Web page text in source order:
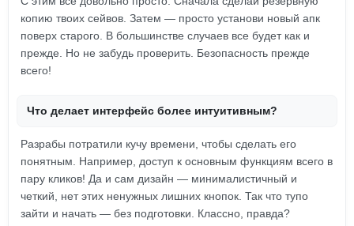
копию твоих сейвов. Затем — просто установи новый апк
поверх старого. В большинстве случаев все будет как и
прежде. Но не забудь проверить. Безопасность прежде
всего!
Что делает интерфейс более интуитивным?
Разрабы потратили кучу времени, чтобы сделать его
понятным. Например, доступ к основным функциям всего в
пару кликов! Да и сам дизайн — минималистичный и
четкий, нет этих ненужных лишних кнопок. Так что тупо
зайти и начать — без подготовки. Классно, правда?